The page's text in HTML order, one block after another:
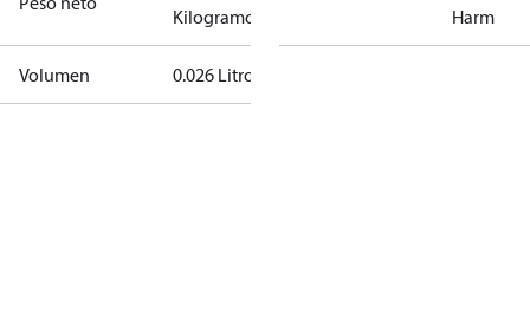
Kilogramo
Volumen 0.026 Litro
Harm